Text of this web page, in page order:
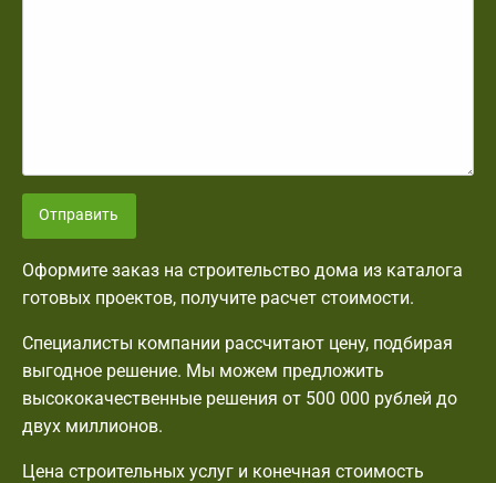
Отправить
Оформите заказ на строительство дома из каталога
готовых проектов, получите расчет стоимости.
Специалисты компании рассчитают цену, подбирая
выгодное решение. Мы можем предложить
высококачественные решения от 500 000 рублей до
двух миллионов.
Цена строительных услуг и конечная стоимость